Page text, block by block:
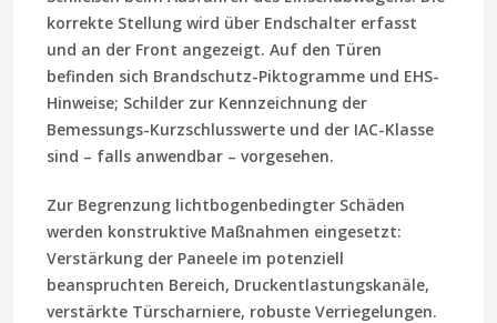
korrekte Stellung wird über Endschalter erfasst
und an der Front angezeigt. Auf den Türen
befinden sich Brandschutz-Piktogramme und EHS-
Hinweise; Schilder zur Kennzeichnung der
Bemessungs-Kurzschlusswerte und der IAC-Klasse
sind – falls anwendbar – vorgesehen.
Zur Begrenzung lichtbogenbedingter Schäden
werden konstruktive Maßnahmen eingesetzt:
Verstärkung der Paneele im potenziell
beanspruchten Bereich, Druckentlastungskanäle,
verstärkte Türscharniere, robuste Verriegelungen.